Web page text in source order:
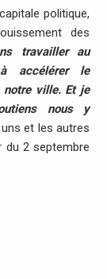
politique,
des
travailler au
à accélérer le
notre ville. Et je
nous y
et les autres
du 2 septembre